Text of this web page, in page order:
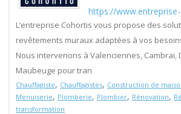
https://
L’entreprise Cohortis vous propose des
revêtements muraux adaptées à vos
Nous intervenons à Valenciennes, Cambrai,
Maubeuge pour tran
Chauffagiste, Chauffagistes, Construction de
Menuiserie, Plomberie, Plombier, Rénovation,
transformation